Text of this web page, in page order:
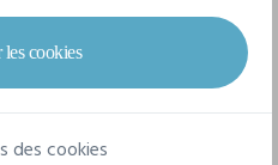
les cookies
des cookies